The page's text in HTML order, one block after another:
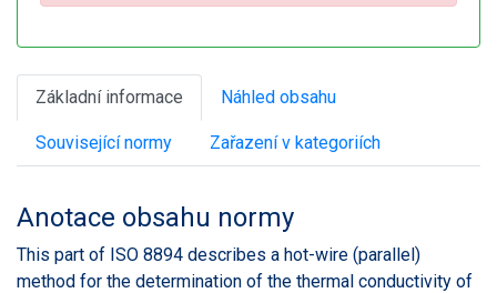
Základní informace Náhled obsahu
Související normy Zařazení v kategoriích
Anotace obsahu normy
This part of ISO 8894 describes a hot-wire (parallel)
method for the determination of the thermal conductivity of